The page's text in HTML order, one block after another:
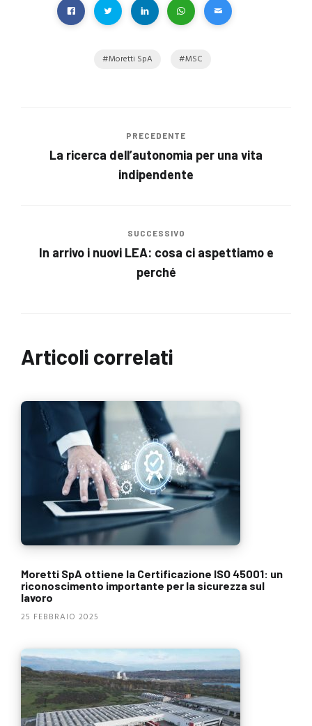
Moretti SpA MSC
PRECEDENTE
La ricerca dell’autonomia per una vita
indipendente
SUCCESSIVO
In arrivo i nuovi LEA: cosa ci aspettiamo e
perché
Articoli correlati
Moretti SpA ottiene la Certificazione ISO 45001: un
riconoscimento importante per la sicurezza sul
lavoro
25 FEBBRAIO 2025